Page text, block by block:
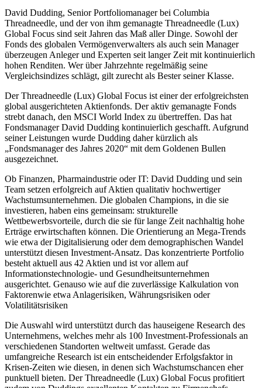
David Dudding, Senior Portfoliomanager bei Columbia
Threadneedle, und der von ihm gemanagte Threadneedle (Lux)
Global Focus sind seit Jahren das Maß aller Dinge. Sowohl der
Fonds des globalen Vermögenverwalters als auch sein Manager
überzeugen Anleger und Experten seit langer Zeit mit kontinuierlich
hohen Renditen. Wer über Jahrzehnte regelmäßig seine
Vergleichsindizes schlägt, gilt zurecht als Bester seiner Klasse.
Der Threadneedle (Lux) Global Focus ist einer der erfolgreichsten
global ausgerichteten Aktienfonds. Der aktiv gemanagte Fonds
strebt danach, den MSCI World Index zu übertreffen. Das hat
Fondsmanager David Dudding kontinuierlich geschafft. Aufgrund
seiner Leistungen wurde Dudding daher kürzlich als
„Fondsmanager des Jahres 2020“ mit dem Goldenen Bullen
ausgezeichnet.
Ob Finanzen, Pharmaindustrie oder IT: David Dudding und sein
Team setzen erfolgreich auf Aktien qualitativ hochwertiger
Wachstumsunternehmen. Die globalen Champions, in die sie
investieren, haben eins gemeinsam: strukturelle
Wettbewerbsvorteile, durch die sie für lange Zeit nachhaltig hohe
Erträge erwirtschaften können. Die Orientierung an Mega-Trends
wie etwa der Digitalisierung oder dem demographischen Wandel
unterstützt diesen Investment-Ansatz. Das konzentrierte Portfolio
besteht aktuell aus 42 Aktien und ist vor allem auf
Informationstechnologie- und Gesundheitsunternehmen
ausgerichtet. Genauso wie auf die zuverlässige Kalkulation von
Faktorenwie etwa Anlagerisiken, Währungsrisiken oder
Volatilitätsrisiken
Die Auswahl wird unterstützt durch das hauseigene Research des
Unternehmens, welches mehr als 100 Investment-Professionals an
verschiedenen Standorten weltweit umfasst. Gerade das
umfangreiche Research ist ein entscheidender Erfolgsfaktor in
Krisen-Zeiten wie diesen, in denen sich Wachstumschancen eher
punktuell bieten. Der Threadneedle (Lux) Global Focus profitiert